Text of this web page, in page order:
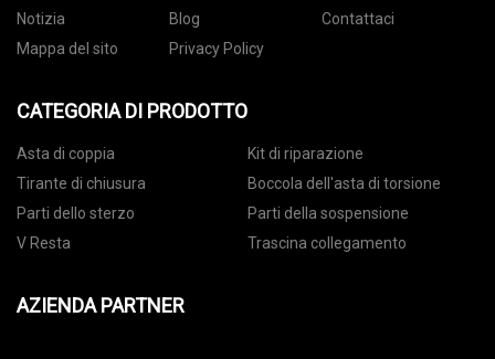
Notizia
Blog
Contattaci
Mappa del sito
Privacy Policy
CATEGORIA DI PRODOTTO
Asta di coppia
Kit di riparazione
Tirante di chiusura
Boccola dell'asta di torsione
Parti dello sterzo
Parti della sospensione
V Resta
Trascina collegamento
AZIENDA PARTNER